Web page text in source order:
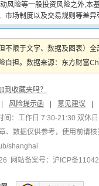
风险等一般投资风险之外,本
场制度以及交易规则等差异
限于文字、数据及图表）
担。数据来源：东方财富
到收藏夹吗？
风险提示函 意见建议
间：工作日 7:30-21:30 双休
、数据仅供参考，使用前请核
shanghai
网站备案号：沪ICP备